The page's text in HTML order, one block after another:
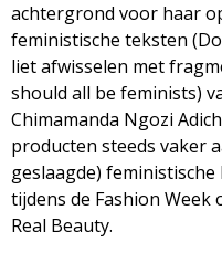
g
a
z
i
n
achtergrond voor haar
feministische teksten
liet afwisselen met
should all be feminists)
Chimamanda Ngozi
producten steeds vaker
geslaagde)
tijdens de Fashion Week
Real Beauty.